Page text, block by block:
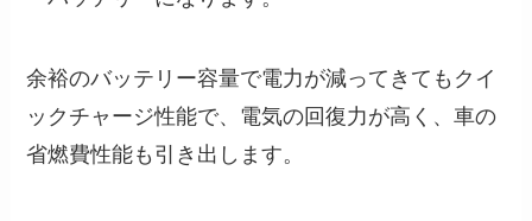
余裕のバッテリー容量で電力が減ってきてもクイ
ックチャージ性能で、電気の回復力が高く、車の
省燃費性能も引き出します。